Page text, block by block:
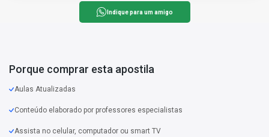
Indique para um amigo
Porque comprar esta apostila
Aulas Atualizadas
Conteúdo elaborado por professores especialistas
Assista no celular, computador ou smart TV